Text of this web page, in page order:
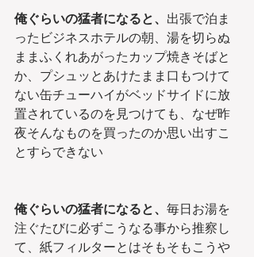
俺ぐらいの猛者になると、 出張で泊ま
ったビジネスホテルの朝、湯を切らぬ
ままふくれあがったカップ焼きそばと
か、プシュッとあけたまま口もつけて
ない缶チューハイがベッドサイドに放
置されているのを見つけても、なぜ昨
夜そんなものを買ったのか思い出すこ
とすらできない
俺ぐらいの猛者になると、 毎日お湯を
注ぐたびに必ずこうなる事から推察し
て、紙フィルターとはそもそもこうや